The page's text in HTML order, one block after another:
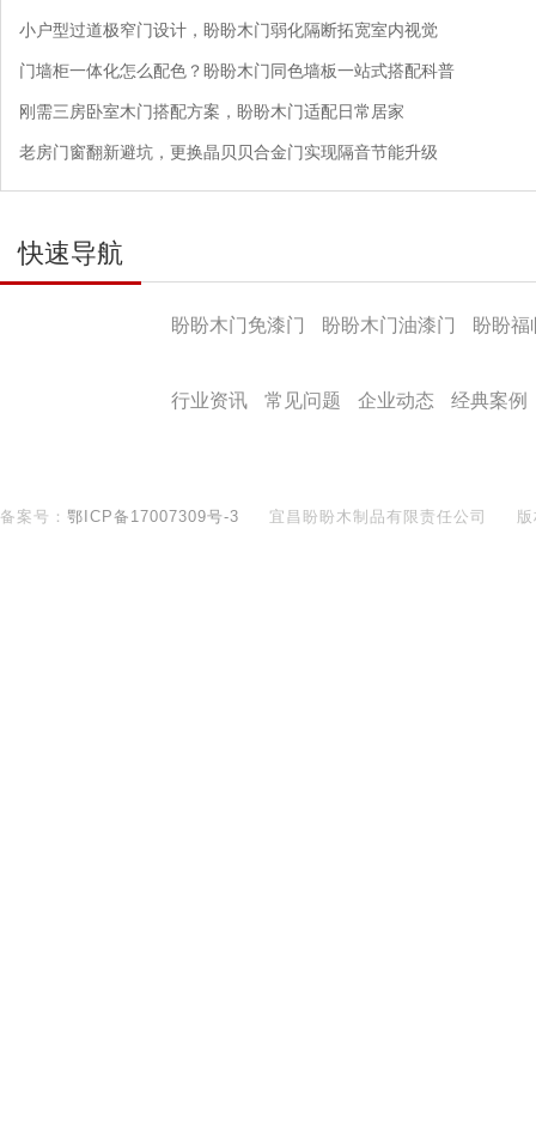
小户型过道极窄门设计，盼盼木门弱化隔断拓宽室内视觉
门墙柜一体化怎么配色？盼盼木门同色墙板一站式搭配科普
刚需三房卧室木门搭配方案，盼盼木门适配日常居家
老房门窗翻新避坑，更换晶贝贝合金门实现隔音节能升级
快速导航
盼盼木门免漆门 盼盼木门油漆门 盼盼福
行业资讯 常见问题 企业动态 经典案例
备案号： 鄂ICP备17007309号-3 宜昌盼盼木制品有限责任公司